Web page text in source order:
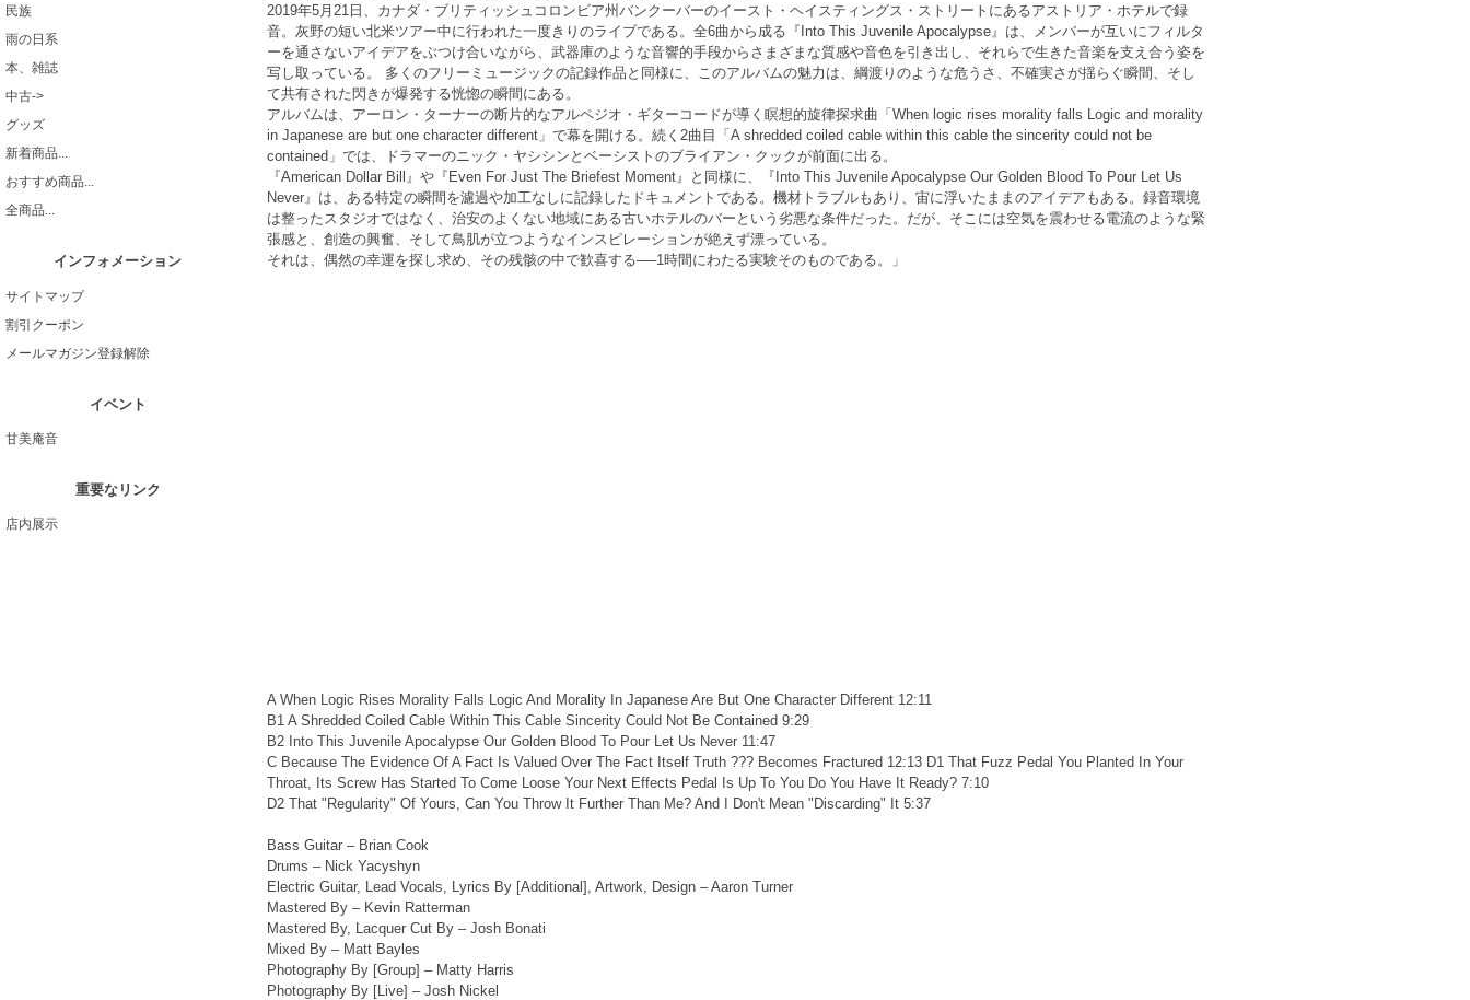
民族
雨の日系
本、雑誌
中古->
グッズ
新着商品...
おすすめ商品...
全商品...
インフォメーション
サイトマップ
割引クーポン
メールマガジン登録解除
イベント
甘美庵音
重要なリンク
店内展示
2019年5月21日、カナダ・ブリティッシュコロンビア州バンクーバーのイースト・ヘイスティングス・ストリートにあるアストリア・ホテルで録
音。灰野の短い北米ツアー中に行われた一度きりのライブである。全6曲から成る『Into This Juvenile Apocalypse』は、メンバーが互いにフィルタ
ーを通さないアイデアをぶつけ合いながら、武器庫のような音響的手段からさまざまな質感や音色を引き出し、それらで生きた音楽を支え合う姿を
写し取っている。 多くのフリーミュージックの記録作品と同様に、このアルバムの魅力は、綱渡りのような危うさ、不確実さが揺らぐ瞬間、そし
て共有された閃きが爆発する恍惚の瞬間にある。
アルバムは、アーロン・ターナーの断片的なアルペジオ・ギターコードが導く瞑想的旋律探求曲「When logic rises morality falls Logic and morality
in Japanese are but one character different」で幕を開ける。続く2曲目「A shredded coiled cable within this cable the sincerity could not be
contained」では、ドラマーのニック・ヤシシンとベーシストのブライアン・クックが前面に出る。
『American Dollar Bill』や『Even For Just The Briefest Moment』と同様に、『Into This Juvenile Apocalypse Our Golden Blood To Pour Let Us
Never』は、ある特定の瞬間を濾過や加工なしに記録したドキュメントである。機材トラブルもあり、宙に浮いたままのアイデアもある。録音環境
は整ったスタジオではなく、治安のよくない地域にある古いホテルのバーという劣悪な条件だった。だが、そこには空気を震わせる電流のような緊
張感と、創造の興奮、そして鳥肌が立つようなインスピレーションが絶えず漂っている。
それは、偶然の幸運を探し求め、その残骸の中で歓喜する──1時間にわたる実験そのものである。」
A When Logic Rises Morality Falls Logic And Morality In Japanese Are But One Character Different 12:11
B1 A Shredded Coiled Cable Within This Cable Sincerity Could Not Be Contained 9:29
B2 Into This Juvenile Apocalypse Our Golden Blood To Pour Let Us Never 11:47
C Because The Evidence Of A Fact Is Valued Over The Fact Itself Truth ??? Becomes Fractured 12:13 D1 That Fuzz Pedal You Planted In Your
Throat, Its Screw Has Started To Come Loose Your Next Effects Pedal Is Up To You Do You Have It Ready? 7:10
D2 That "Regularity" Of Yours, Can You Throw It Further Than Me? And I Don't Mean "Discarding" It 5:37
Bass Guitar – Brian Cook
Drums – Nick Yacyshyn
Electric Guitar, Lead Vocals, Lyrics By [Additional], Artwork, Design – Aaron Turner
Mastered By – Kevin Ratterman
Mastered By, Lacquer Cut By – Josh Bonati
Mixed By – Matt Bayles
Photography By [Group] – Matty Harris
Photography By [Live] – Josh Nickel